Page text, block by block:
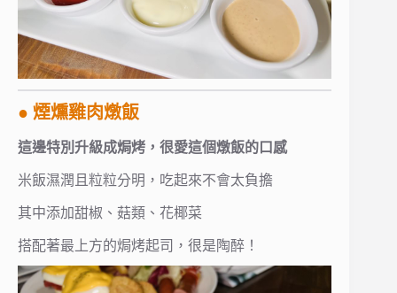
● 煙燻雞肉燉飯
這邊特別升級成焗烤，很愛這個燉飯的口感
米飯濕潤且粒粒分明，吃起來不會太負擔
其中添加甜椒、菇類、花椰菜
搭配著最上方的焗烤起司，很是陶醉！